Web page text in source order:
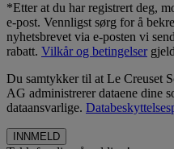
*Etter at du har registrert deg,
e-post. Vennligst sørg for å
nyhetsbrevet via e-posten vi
rabatt. Vilkår og betingelser
Du samtykker til at Le Creuset
AG administrerer dataene dine
dataansvarlige.